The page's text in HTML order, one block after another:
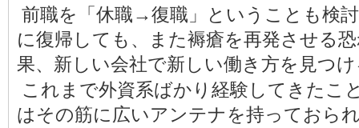
前職を「休職→復職」ということも検
に復帰しても、また褥瘡を再発させる
果、新しい会社で新しい働き方を見つ
これまで外資系ばかり経験してきたこ
はその筋に広いアンテナを持っておら